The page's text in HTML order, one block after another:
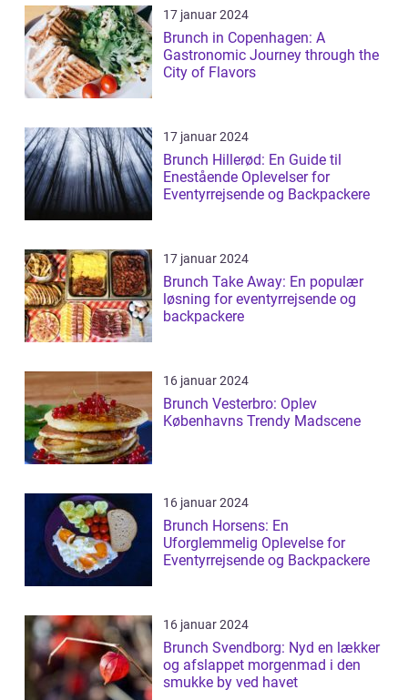
17 januar 2024
Brunch in Copenhagen: A
Gastronomic Journey through the
City of Flavors
17 januar 2024
Brunch Hillerød: En Guide til
Enestående Oplevelser for
Eventyrrejsende og Backpackere
17 januar 2024
Brunch Take Away: En populær
løsning for eventyrrejsende og
backpackere
16 januar 2024
Brunch Vesterbro: Oplev
Københavns Trendy Madscene
16 januar 2024
Brunch Horsens: En
Uforglemmelig Oplevelse for
Eventyrrejsende og Backpackere
16 januar 2024
Brunch Svendborg: Nyd en lækker
og afslappet morgenmad i den
smukke by ved havet